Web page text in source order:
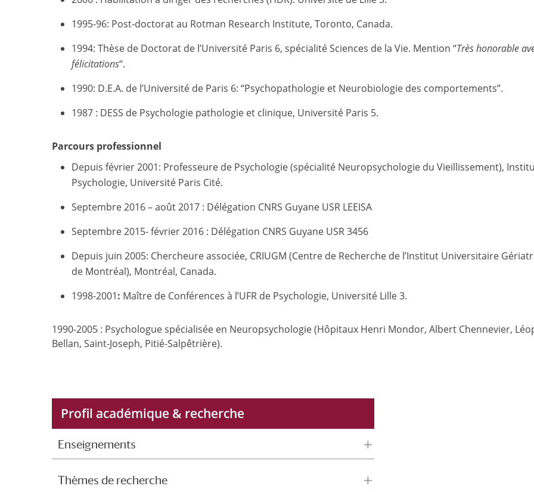
1995-96: Post-doctorat au Rotman Research Institute, Toronto, Canada.
1994: Thèse de Doctorat de l’Université Paris 6, spécialité Sciences de la Vie. Mention “Très honorable
félicitations“.
1990: D.E.A. de l’Université de Paris 6: “Psychopathologie et Neurobiologie des comportements”.
1987 : DESS de Psychologie pathologie et clinique, Université Paris 5.
Parcours professionnel
Depuis février 2001: Professeure de Psychologie (spécialité Neuropsychologie du Vieillissement),
Psychologie, Université Paris Cité.
Septembre 2016 – août 2017 : Délégation CNRS Guyane USR LEEISA
Septembre 2015- février 2016 : Délégation CNRS Guyane USR 3456
Depuis juin 2005: Chercheure associée, CRIUGM (Centre de Recherche de l’Institut Universitaire
de Montréal), Montréal, Canada.
1998-2001: Maître de Conférences à l’UFR de Psychologie, Université Lille 3.
1990-2005 : Psychologue spécialisée en Neuropsychologie (Hôpitaux Henri Mondor, Albert Chennevier,
Bellan, Saint-Joseph, Pitié-Salpêtrière).
Profil académique & recherche
Enseignements
Thèmes de recherche